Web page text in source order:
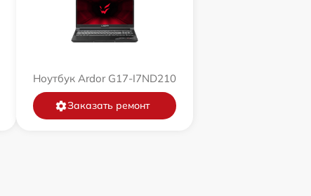
Ноутбук Ardor G17-I7ND210
Заказать ремонт